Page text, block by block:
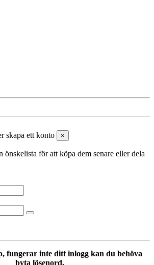
skapa ett konto
×
önskelista för att köpa dem senare eller dela
fungerar inte ditt inlogg kan du behöva
byta lösenord.